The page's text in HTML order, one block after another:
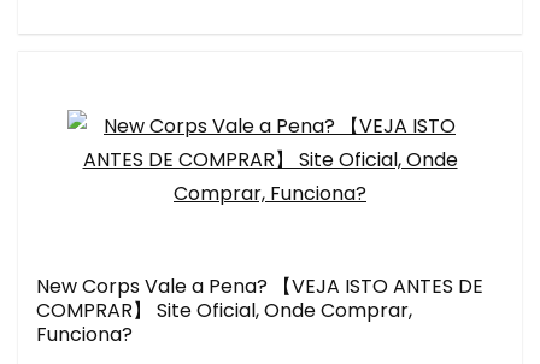
New Corps Vale a Pena? 【VEJA ISTO ANTES DE
COMPRAR】 Site Oficial, Onde Comprar,
Funciona?